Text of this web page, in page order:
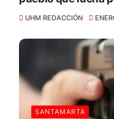
UHM REDACCIÓN
SANTAMARTA